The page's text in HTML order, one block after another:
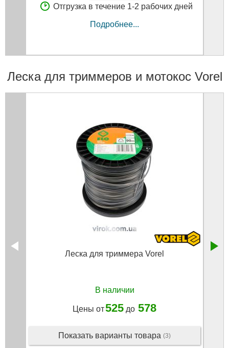
Отгрузка в течение 1-2 рабочих дней
Подробнее...
Леска для триммеров и мотокос Vorel
Леска для триммера Vorel
В наличии
Цены от525 до 578
Показать варианты товара (3)